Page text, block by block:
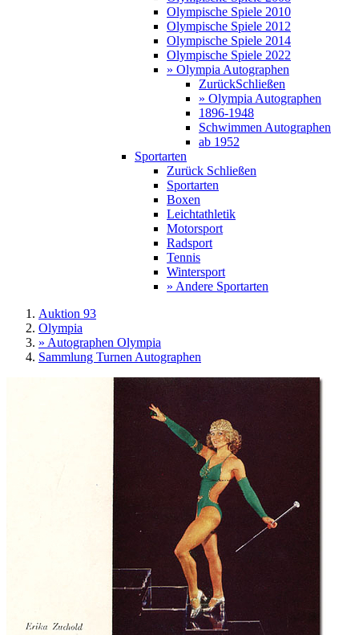
Olympische Spiele 2010
Olympische Spiele 2012
Olympische Spiele 2014
Olympische Spiele 2022
» Olympia Autographen
ZurückSchließen
» Olympia Autographen
1896-1948
Schwimmen Autographen
ab 1952
Sportarten
Zurück Schließen
Sportarten
Boxen
Leichtathletik
Motorsport
Radsport
Tennis
Wintersport
» Andere Sportarten
Auktion 93
Olympia
» Autographen Olympia
Sammlung Turnen Autographen